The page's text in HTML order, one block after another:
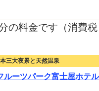
の料金です（消費
三大夜景と天然温泉
ルーツパーク富士屋ホテル